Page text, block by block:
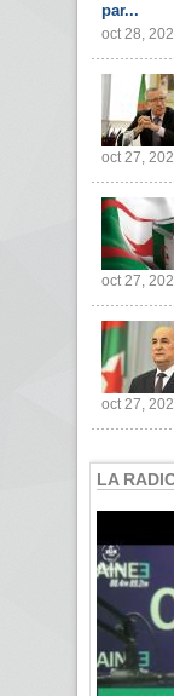
par...
oct 28,
oct 27,
oct 27,
oct 27,
LA